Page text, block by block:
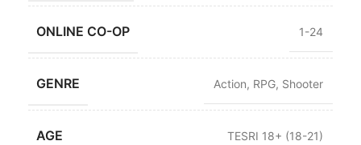
ONLINE CO-OP 1-24
GENRE Action, RPG, Shooter
AGE TESRI 18+ (18-21)